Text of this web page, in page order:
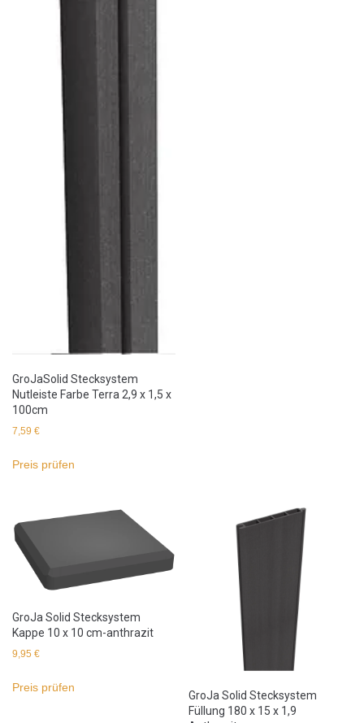
GroJaSolid Stecksystem
Nutleiste Farbe Terra 2,9 x 1,5 x
100cm
7,59 €
Preis prüfen
GroJa Solid Stecksystem
Kappe 10 x 10 cm-anthrazit
9,95 €
Preis prüfen
GroJa Solid Stecksystem
Füllung 180 x 15 x 1,9